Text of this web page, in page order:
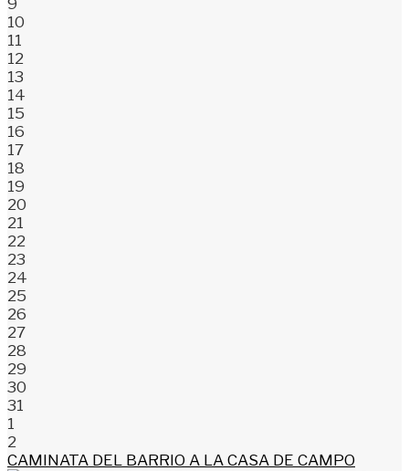
9
10
11
12
13
14
15
16
17
18
19
20
21
22
23
24
25
26
27
28
29
30
31
1
2
CAMINATA DEL BARRIO A LA CASA DE CAMPO